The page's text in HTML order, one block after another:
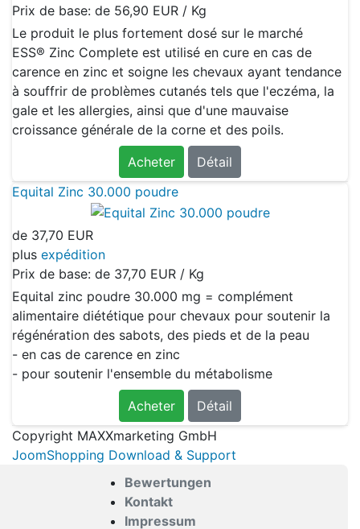
Prix de base: de 56,90 EUR / Kg
Le produit le plus fortement dosé sur le marché
ESS® Zinc Complete est utilisé en cure en cas de
carence en zinc et soigne les chevaux ayant tendance
à souffrir de problèmes cutanés tels que l'eczéma, la
gale et les allergies, ainsi que d'une mauvaise
croissance générale de la corne et des poils.
Acheter
Détail
Equital Zinc 30.000 poudre
de 37,70 EUR
plus expédition
Prix de base: de 37,70 EUR / Kg
Equital zinc poudre 30.000 mg = complément
alimentaire diététique pour chevaux pour soutenir la
régénération des sabots, des pieds et de la peau
- en cas de carence en zinc
- pour soutenir l'ensemble du métabolisme
Acheter
Détail
Copyright MAXXmarketing GmbH
JoomShopping Download & Support
Bewertungen
Kontakt
Impressum